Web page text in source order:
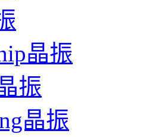
晶振
振
晶振